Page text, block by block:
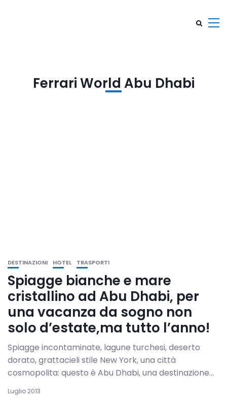
Ferrari World Abu Dhabi
DESTINAZIONI HOTEL TRASPORTI
Spiagge bianche e mare
cristallino ad Abu Dhabi, per
una vacanza da sogno non
solo d’estate,ma tutto l’anno!
Spiagge incontaminate, lagune turchesi, deserto
dorato, grattacieli stile New York, una città
cosmopolita: questo è Abu Dhabi, una destinazione...
Luglio 2013